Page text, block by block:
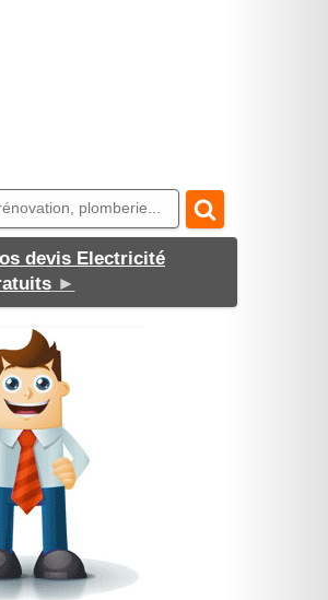
devis Electricité
►